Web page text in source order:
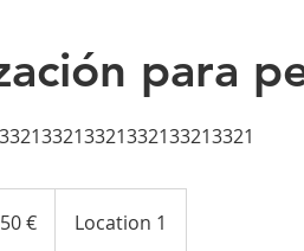
para
€ Location 1